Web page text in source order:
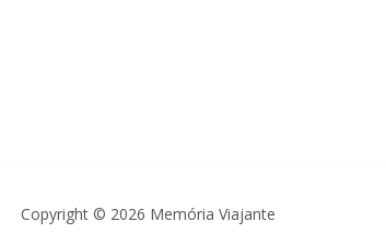
Copyright © 2026 Memória Viajante